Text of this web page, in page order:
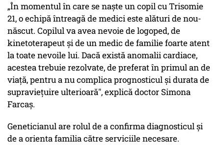
„În momentul în care se naşte un copil cu Trisomie
21, o echipă întreagă de medici este alături de nou-
născut. Copilul va avea nevoie de logoped, de
kinetoterapeut şi de un medic de familie foarte atent
la toate nevoile lui. Dacă există anomalii cardiace,
acestea trebuie rezolvate, de preferat în primul an de
viaţă, pentru a nu complica prognosticul şi durata de
supravieţuire ulterioară", explică doctor Simona
Farcaş.
Geneticianul are rolul de a confirma diagnosticul şi
de a orienta familia către serviciile necesare.